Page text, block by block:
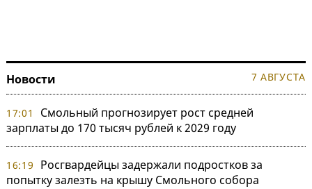
Новости 7 АВГУСТА
17:01
Смольный прогнозирует рост средней
зарплаты до 170 тысяч рублей к 2029 году
16:19
Росгвардейцы задержали подростков за
попытку залезть на крышу Смольного собора